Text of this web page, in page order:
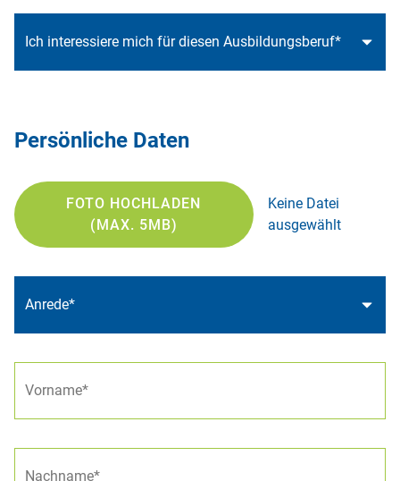
Persönliche Daten
FOTO HOCHLADEN
(MAX. 5MB)
Keine Datei
ausgewählt